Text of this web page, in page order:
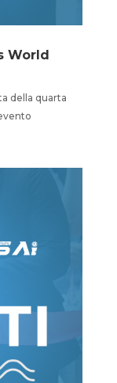
World
della quarta